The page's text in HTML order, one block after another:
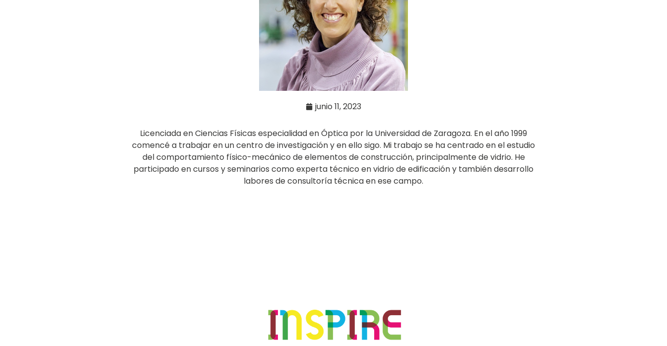
junio 11, 2023
Licenciada en Ciencias Físicas especialidad en Óptica por la Universidad de Zaragoza. En el año 1999
comencé a trabajar en un centro de investigación y en ello sigo. Mi trabajo se ha centrado en el estudio
del comportamiento físico-mecánico de elementos de construcción, principalmente de vidrio. He
participado en cursos y seminarios como experta técnico en vidrio de edificación y también desarrollo
labores de consultoría técnica en ese campo.